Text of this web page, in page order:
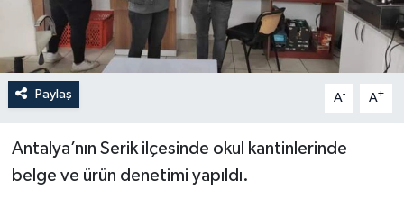
Paylaş A- A+
Antalya’nın Serik ilçesinde okul kantinlerinde
belge ve ürün denetimi yapıldı.